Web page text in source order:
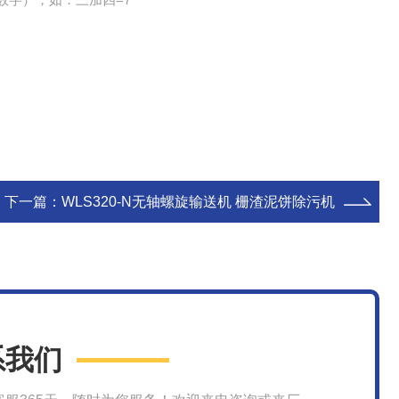
下一篇： WLS320-N无轴螺旋输送机 栅渣泥饼除污机
们